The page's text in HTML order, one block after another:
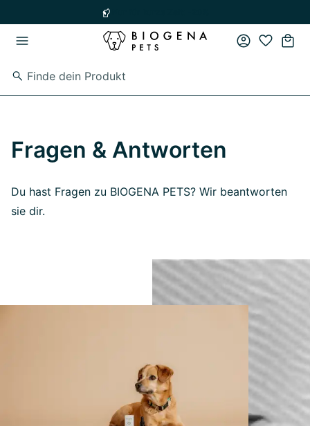
Zum Hauptinhalt springen
Zur Hauptnavigation springen
Fragen & Antworten
Du hast Fragen zu BIOGENA PETS? Wir beantworten
sie dir.